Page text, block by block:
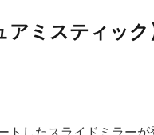
アミスティッ